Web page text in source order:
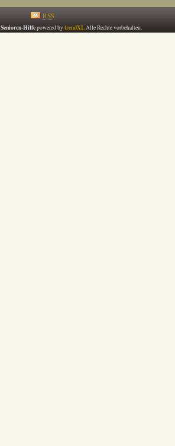
RSS
Senioren-Hilfepowered bytrendXLAlle Rechte vorbehalten.